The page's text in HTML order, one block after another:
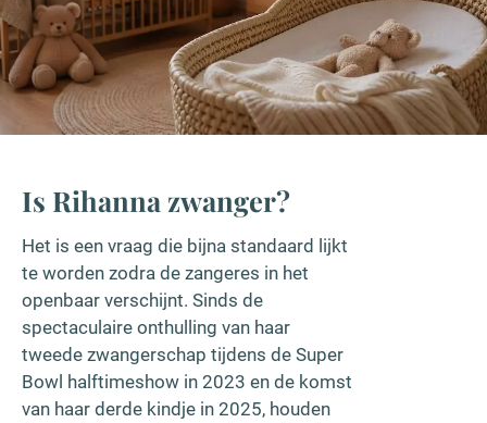
Is Rihanna zwanger?
Het is een vraag die bijna standaard lijkt
te worden zodra de zangeres in het
openbaar verschijnt. Sinds de
spectaculaire onthulling van haar
tweede zwangerschap tijdens de Super
Bowl halftimeshow in 2023 en de komst
van haar derde kindje in 2025, houden